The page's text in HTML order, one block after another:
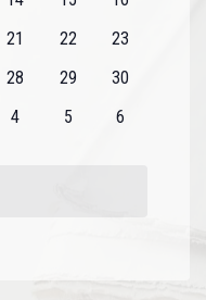
0
21
0
22
0
23
0
28
0
29
0
30
0
4
0
5
0
6